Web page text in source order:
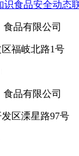
识食品安全动态
食品有限公司
福岐北路1号
食品有限公司
区溧星路97号